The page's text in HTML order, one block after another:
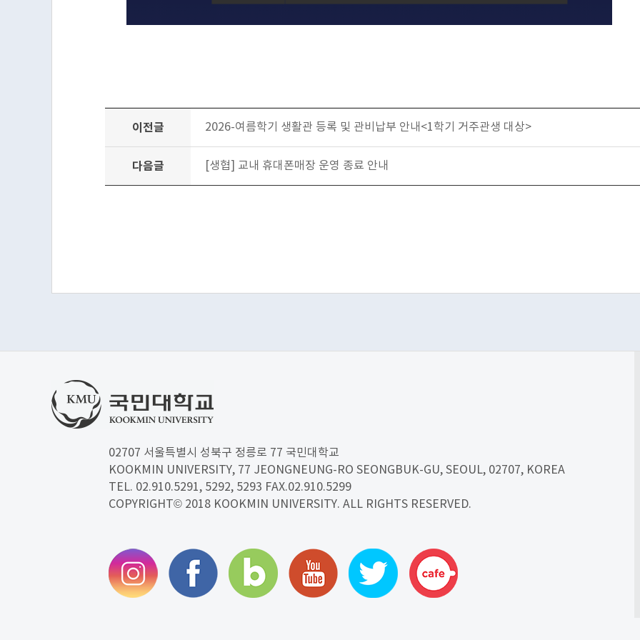
이전글 2026-여름학기 생활관 등록 및 관비납부 안내<1학기 거주관생 대상>
다음글 [생협] 교내 휴대폰매장 운영 종료 안내
02707 서울특별시 성북구 정릉로 77 국민대학교
KOOKMIN UNIVERSITY, 77 JEONGNEUNG-RO SEONGBUK-GU, SEOUL, 02707, KOREA
TEL. 02.910.5291, 5292, 5293 FAX.02.910.5299
COPYRIGHT© 2018 KOOKMIN UNIVERSITY. ALL RIGHTS RESERVED.